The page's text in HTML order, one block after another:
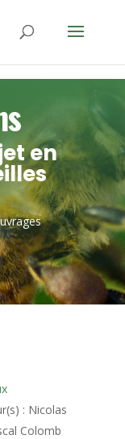
en
: Nicolas
Colomb